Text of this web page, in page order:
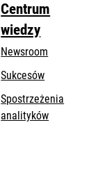
Centrum
wiedzy
Newsroom
Sukcesów
Spostrzeżenia
analityków